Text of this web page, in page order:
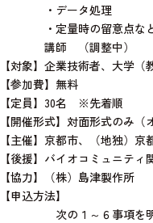
・データ処理
・定量時の留意点な
講師 （調整中）
【対象】企業技術者、大学
【参加費】無料
【定員】30名 ※先着順
【開催形式】対面形式のみ（
【主催】京都市、（地独）
【後援】バイオコミュニテ
【協力】（株）島津製作所
【申込方法】
次の１～６事項を明記の